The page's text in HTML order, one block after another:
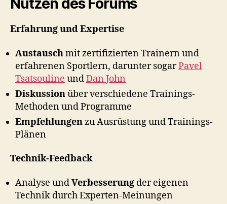
Nutzen des Forums
Erfahrung und Expertise
Austauschmit zertifizierten Trainern und
erfahrenen Sportlern, darunter sogarPavel
Tsatsouline undDan John
Diskussionüber verschiedene Trainings-
Methoden und Programme
Empfehlungenzu Ausrüstung und Trainings-
Plänen
Technik-Feedback
Analyse undVerbesserung der eigenen
Technik durch Experten-Meinungen